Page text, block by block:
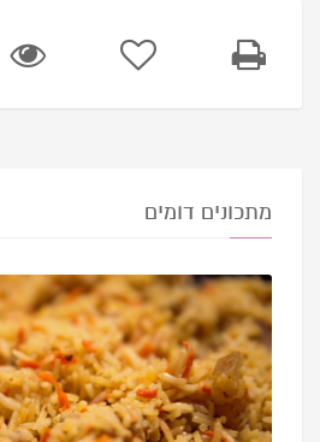
מתכונים דומים